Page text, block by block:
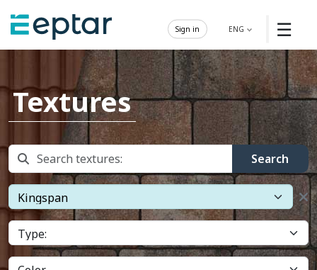
☰
ENG
Sign in
Textures
Search